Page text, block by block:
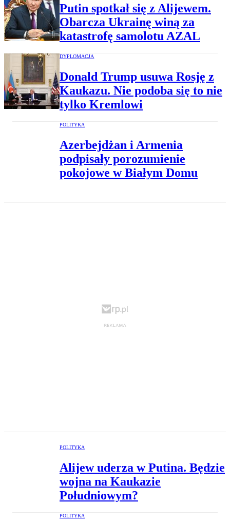
Putin spotkał się z Alijewem.
Obarcza Ukrainę winą za
katastrofę samolotu AZAL
DYPLOMACJA
Donald Trump usuwa Rosję z
Kaukazu. Nie podoba się to nie
tylko Kremlowi
POLITYKA
Azerbejdżan i Armenia
podpisały porozumienie
pokojowe w Białym Domu
POLITYKA
Alijew uderza w Putina. Będzie
wojna na Kaukazie
Południowym?
POLITYKA